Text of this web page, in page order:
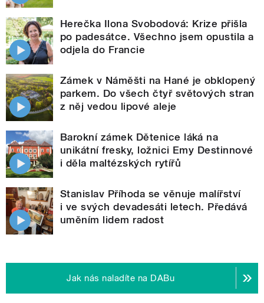
Herečka Ilona Svobodová: Krize přišla
po padesátce. Všechno jsem opustila a
odjela do Francie
Zámek v Náměšti na Hané je obklopený
parkem. Do všech čtyř světových stran
z něj vedou lipové aleje
Barokní zámek Dětenice láká na
unikátní fresky, ložnici Emy Destinnové
i děla maltézských rytířů
Stanislav Příhoda se věnuje malířství
i ve svých devadesáti letech. Předává
uměním lidem radost
Jak nás naladíte na DABu